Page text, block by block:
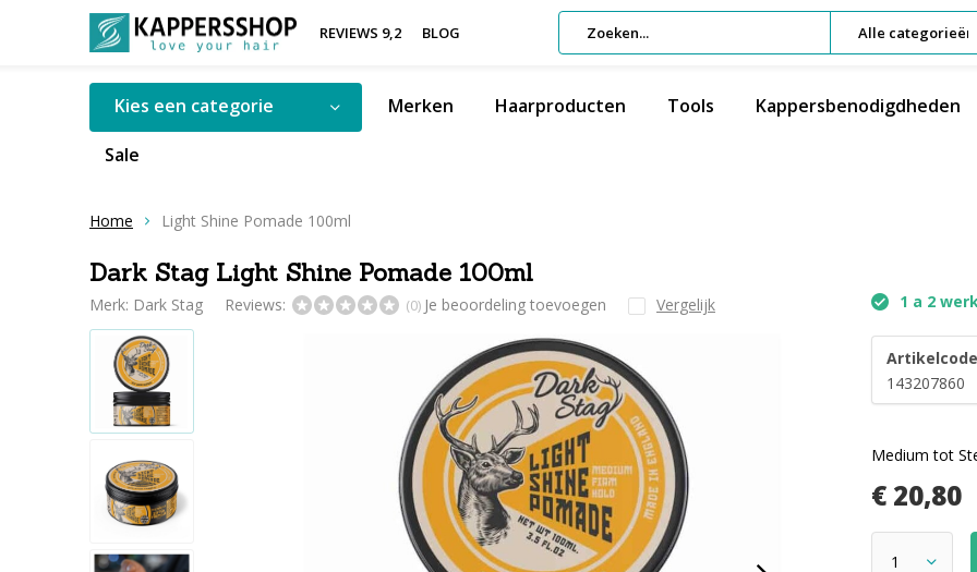
REVIEWS 9,2 BLOG Alle categorieën
Kies een categorie Merken Haarproducten Tools Kappersbenodigdheden
Sale
Home Light Shine Pomade 100ml
Dark Stag Light Shine Pomade 100ml
Merk: Dark Stag Reviews: (0) Je beoordeling toevoegen Vergelijk 1 a 2
143207860
Medium tot
€ 20,80